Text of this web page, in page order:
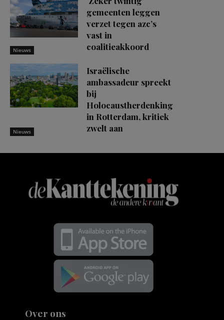
Nieuws
gemeenten leggen
verzet tegen azc’s
vast in
coalitieakkoord
Nieuws
Israëlische
ambassadeur spreekt
bij
Holocaustherdenking
in Rotterdam, kritiek
zwelt aan
Over ons